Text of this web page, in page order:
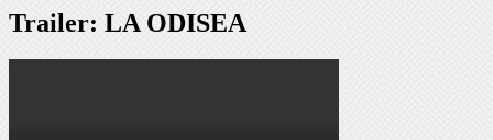
Trailer: LA ODISEA